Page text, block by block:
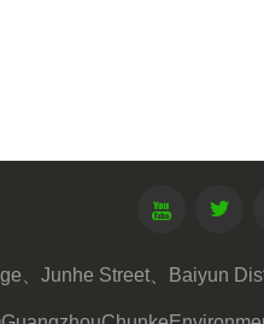
 
、Junhe Street、Baiyun